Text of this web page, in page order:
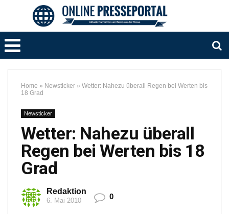
Home » Newsticker » Wetter: Nahezu überall Regen bei Werten bis
18 Grad
Newsticker
Wetter: Nahezu überall
Regen bei Werten bis 18
Grad
Redaktion
6. Mai 2010 0